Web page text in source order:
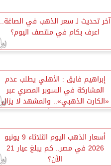
آخر تحديث لـ سعر الذهب في الصاغة..
اعرف بكام في منتصف اليوم؟
إبراهيم فايق : الأهلي يطلب عدم
المشاركة في السوبر المصري عبر
«الكارت الذهبي».. والمشهد لا يزال
مفتوحًا
أسعار الذهب اليوم الثلاثاء 9 يونيو
2026 في مصر.. كم يبلغ عيار 21
الآن؟